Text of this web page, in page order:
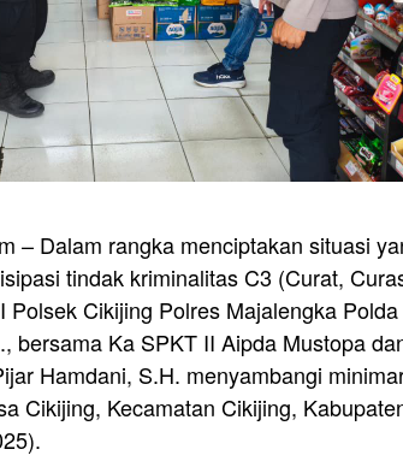
– Dalam rangka menciptakan situasi
tindak kriminalitas C3 (Curat,
Cikijing Polres Majalengka Polda
bersama Ka SPKT II Aipda Mustopa
Hamdani, S.H. menyambangi
Cikijing, Kecamatan Cikijing,